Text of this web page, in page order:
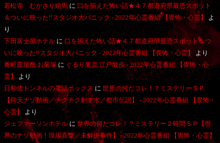
若松寺 むかさり絵馬 に口を揃えた怖い話★４７都道府県最恐スポット
＆ついに映った!!スタジオ大パニック - 2022年心霊番組 【畏怖・心霊】
よ
り
下田富士屋ホテル に 口を揃えた怖い話★４７都道府県最恐スポット＆つ
いに映った!!スタジオ大パニック - 2022年心霊番組 【畏怖・心霊】
より
番町皿屋敷 お菊塚 に ぐるり東京 江戸散歩 - 2022年心霊番組 【畏怖・心
霊】 より
日和佐トンネルの電話ボックス に 世界の何だコレ！？ミステリーＳＰ
【仰天ナゾ動画／チクチク刺す水／都市伝説】 - 2022年心霊番組 【畏怖・
心霊】
より
ジェファーソンホテル に 世界の何だコレ！？ミステリー２時間ＳＰ【世
界のナゾ動画！現場直撃／未解決事件】 - 2022年心霊番組 【畏怖・心霊】